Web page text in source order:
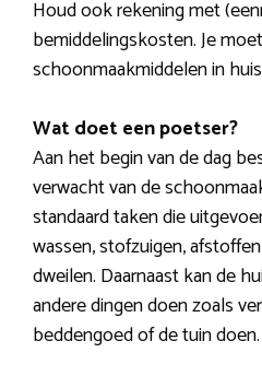
Houd ook rekening met
bemiddelingskosten. Je
schoonmaakmiddelen in
Wat doet een poetser?
Aan het begin van de dag
verwacht van de
standaard taken die
wassen, stofzuigen,
dweilen. Daarnaast kan de
andere dingen doen zoals
beddengoed of de tuin doen.